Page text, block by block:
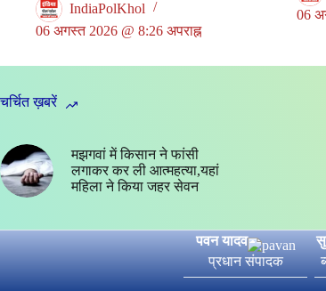
IndiaPolKhol
06 अगस्त 2026 @ 8:26 अपराह्न
06
चर्चित ख़बरें
मझगवां में किसान ने फांसी
लगाकर कर ली आत्महत्या,यहां
महिला ने किया जहर सेवन
पवन यादव
प्रधान संपादक